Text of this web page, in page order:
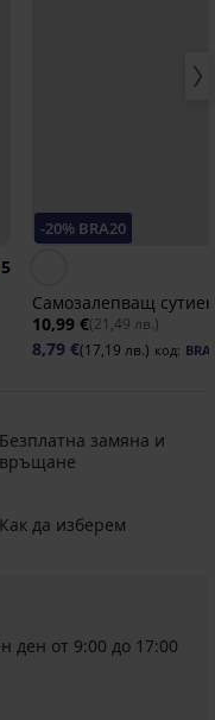
5
-20% BRA20
Самозалепващ
10,99 €(21,49 лв.)
8,79 €(17,19 лв.) код:
Безплатна замяна и
връщане
Как да изберем
ден от 9:00 до 17:00